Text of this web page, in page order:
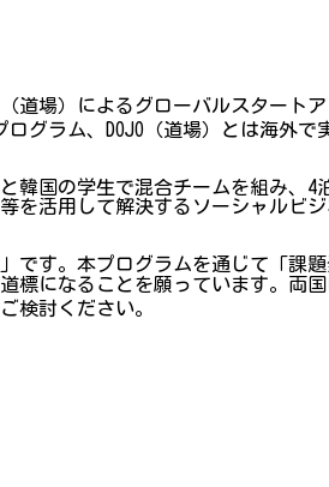
道場）によるグローバルスタート
グラム、DOJO（道場）とは海外で
韓国の学生で混合チームを組み、4
を活用して解決するソーシャルビ
です。本プログラムを通じて「課
標になることを願っています。両
検討ください。